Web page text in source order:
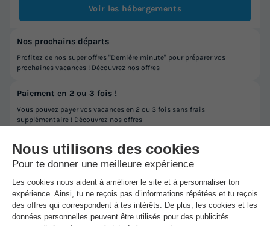
Voir les hébergements
Nos prochains départs
Profitez de nos super offres "Dernière minute" pour préparer vos
prochaines vacances ! Découvrez nos offres
Paiement en 2 ou 3 fois !
Vous pouvez payer vos vacances en 2 ou 3 fois sans frais
supplémentaire ! Découvrez nos offres
Réservez l'esprit tranquille avec l'Annulation Gratuite !
Changement de programme ? Annulez gratuitement votre réservation
(1) sans motif jusqu'à 30 jours avant le début de votre séjour
Découvrez la ville Den Oever